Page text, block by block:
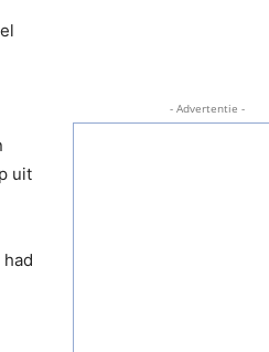
uit
- Advertentie -